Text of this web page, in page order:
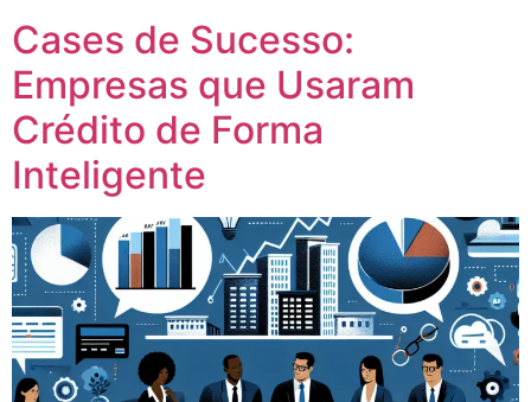
Cases de Sucesso:
Empresas que Usaram
Crédito de Forma
Inteligente